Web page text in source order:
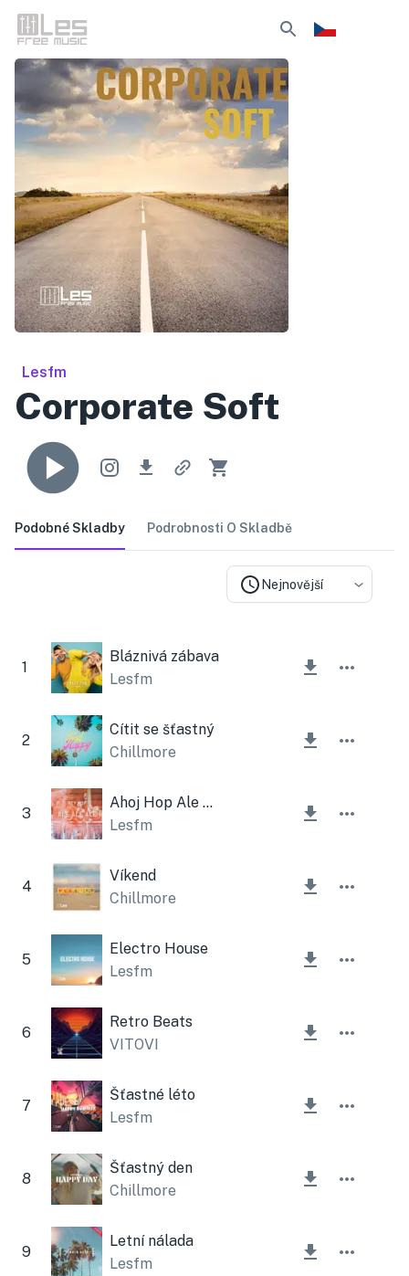
Lesfm
Corporate Soft
Podobné Skladby Podrobnosti O Skladbě
Nejnovější
1
Bláznivá zábava
Lesfm
2
Cítit se šťastný
Chillmore
3
Ahoj Hop Ale Ale Ale
Lesfm
4
Víkend
Chillmore
5
Electro House
Lesfm
6
Retro Beats
VITOVI
7
Šťastné léto
Lesfm
8
Šťastný den
Chillmore
9
Letní nálada
Lesfm